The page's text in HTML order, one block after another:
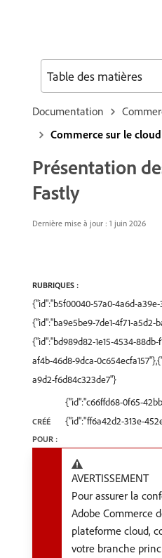
Documentation
Commerce sur le cloud
Présentation
Fastly
Dernière mise à jour : 1 juin 2026
RUBRIQUES :
{"id":"b5f00040-57a0-4a6d-a39e-
{"id":"ba9e5be9-7de1-4f71-a5d2-
{"id":"bd989d82-1e15-4534-88db-
af4b-46d8-9dca-
a9d2-f6d84c323de7"}
CRÉÉ
POUR :
{"id":"c66ffd68-0f65-
{"id":"ff6a42d2-313e-
AVERTISSEMENT
Pour assurer la
Adobe Commerce
plateforme cloud,
votre branche
Table des matières